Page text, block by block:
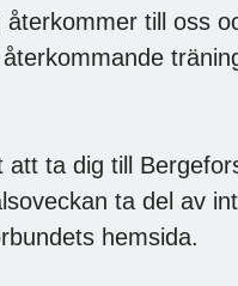
till oss
ta dig till
ta del av
hemsida.